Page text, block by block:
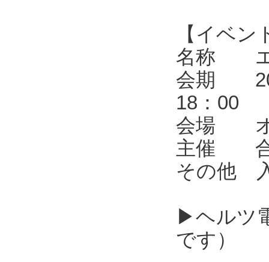
【イベン
名称 エ
会期
18：00
会場 オ
主催 合
その他
▶ヘルツ
です）